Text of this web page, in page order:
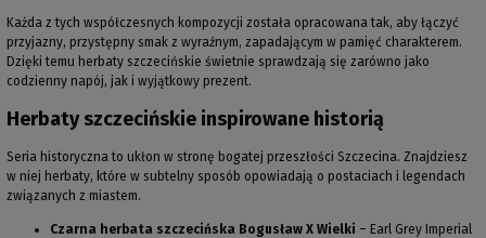
Każda z tych współczesnych kompozycji została opracowana tak, aby łączyć
przyjazny, przystępny smak z wyraźnym, zapadającym w pamięć charakterem.
Dzięki temu herbaty szczecińskie świetnie sprawdzają się zarówno jako
codzienny napój, jak i wyjątkowy prezent.
Herbaty szczecińskie inspirowane historią
Seria historyczna to ukłon w stronę bogatej przeszłości Szczecina. Znajdziesz
w niej herbaty, które w subtelny sposób opowiadają o postaciach i legendach
związanych z miastem.
Czarna herbata szczecińska Bogusław X Wielki – Earl Grey Imperial